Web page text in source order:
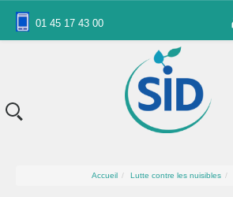
01 45 17 43 00
Accueil Lutte contre les nuisibles